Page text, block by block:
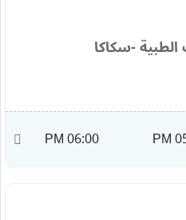
-سكاكا
06:00 PM